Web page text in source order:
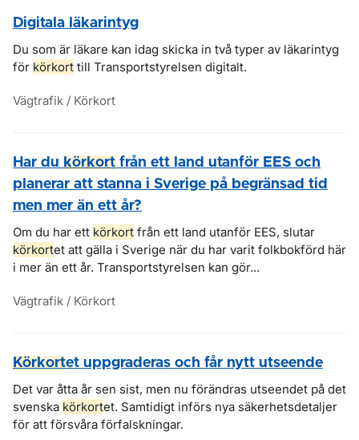
Digitala läkarintyg
Du som är läkare kan idag skicka in två typer av läkarintyg
för körkort till Transportstyrelsen digitalt.
Vägtrafik / Körkort
Har du körkort från ett land utanför EES och
planerar att stanna i Sverige på begränsad tid
men mer än ett år?
Om du har ett körkort från ett land utanför EES, slutar
körkortet att gälla i Sverige när du har varit folkbokförd här
i mer än ett år. Transportstyrelsen kan gör...
Vägtrafik / Körkort
Körkortet uppgraderas och får nytt utseende
Det var åtta år sen sist, men nu förändras utseendet på det
svenska körkortet. Samtidigt införs nya säkerhetsdetaljer
för att försvåra förfalskningar.